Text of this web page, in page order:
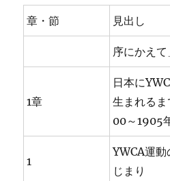
章・節 見出し
序にかえて
1章
日本に
生まれるま
00～1905
1
YWCA運動
じまり